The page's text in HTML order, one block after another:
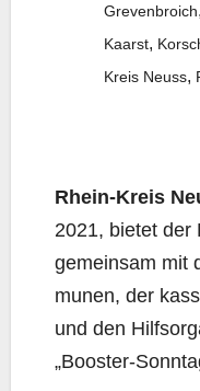
Grevenbroich,
Kaarst,
Kreis Neuss,
Rhein-Kreis
2021, bie­tet der
gemein­sam mit
mu­nen, der
und den
„Boos­ter-